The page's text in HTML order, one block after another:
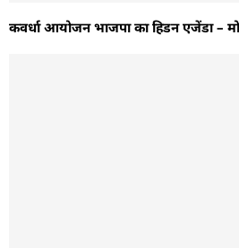
कवर्धा आयोजन भाजपा का हिडन एजेंडा –